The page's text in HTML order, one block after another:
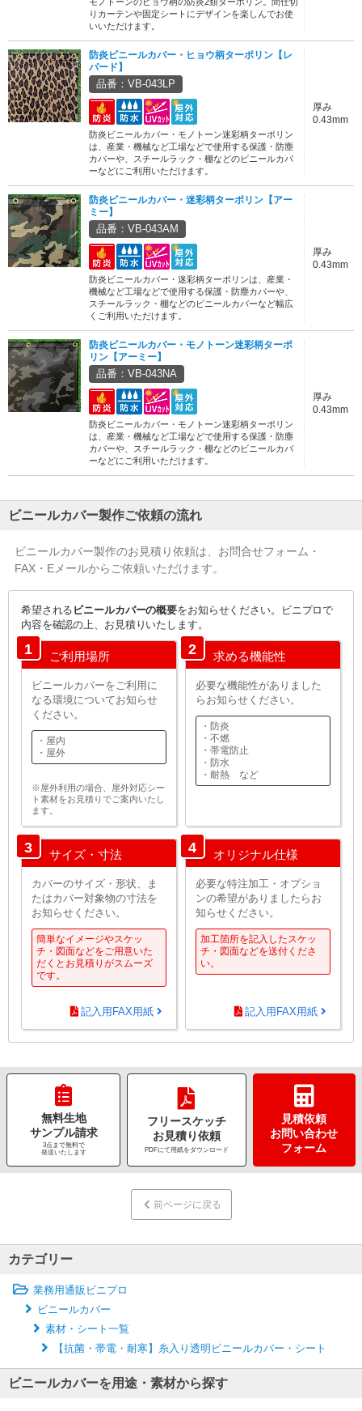
りカーテンや固定シートにデザインを楽しんでお使
いいただけます。
防炎ビニールカバー・ヒョウ柄ターポリン【レ
パード】
品番：VB-043LP
防炎ビニールカバー・モノトーン迷彩柄ターポリン
は、産業・機械など工場などで使用する保護・防塵
カバーや、スチールラック・棚などのビニールカバ
ーなどにご利用いただけます。
厚み
0.43mm
防炎ビニールカバー・迷彩柄ターポリン【アー
ミー】
品番：VB-043AM
防炎ビニールカバー・迷彩柄ターポリンは、産業・
機械など工場などで使用する保護・防塵カバーや、
スチールラック・棚などのビニールカバーなど幅広
くご利用いただけます。
厚み
0.43mm
防炎ビニールカバー・モノトーン迷彩柄ターポ
リン【アーミー】
品番：VB-043NA
防炎ビニールカバー・モノトーン迷彩柄ターポリン
は、産業・機械など工場などで使用する保護・防塵
カバーや、スチールラック・棚などのビニールカバ
ーなどにご利用いただけます。
厚み
0.43mm
ビニールカバー製作ご依頼の流れ
ビニールカバー製作のお見積り依頼は、お問合せフォーム・
FAX・Eメールからご依頼いただけます。
希望される ビニールカバーの概要をお知らせください。ビニプロで
内容を確認の上、お見積りいたします。
1 ご利用場所
ビニールカバーをご利用に
なる環境についてお知らせ
ください。
・屋内
・屋外
※屋外利用の場合、屋外対応シー
ト素材をお見積りでご案内いたし
ます。
2 求める機能性
必要な機能性がありました
らお知らせください。
・防炎
・不燃
・帯電防止
・防水
・耐熱 など
3 サイズ・寸法
カバーのサイズ・形状、ま
たはカバー対象物の寸法を
お知らせください。
簡単なイメージやスケッ
チ・図面などをご用意いた
だくとお見積りがスムーズ
です。
記入用FAX用紙
4 オリジナル仕様
必要な特注加工・オプショ
ンの希望がありましたらお
知らせください。
加工箇所を記入したスケッ
チ・図面などを送付くださ
い。
記入用FAX用紙
無料生地
サンプル請求
3点まで無料で
発送いたします
フリースケッチ
お見積り依頼
PDFにて用紙をダウンロード
見積依頼
お問い合わせ
フォーム
前ページに戻る
カテゴリー
業務用通販ビニプロ
ビニールカバー
素材・シート一覧
【抗菌・帯電・耐寒】糸入り透明ビニールカバー・シート
ビニールカバーを用途・素材から探す